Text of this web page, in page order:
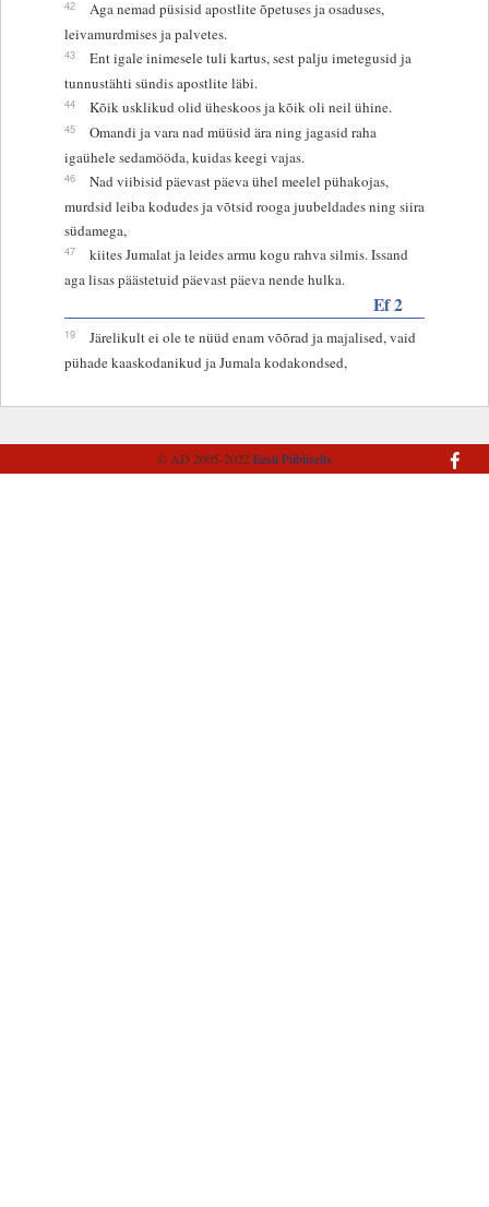
42
Aga nemad püsisid apostlite õpetuses ja osaduses,
leivamurdmises ja palvetes.
43
Ent igale inimesele tuli kartus, sest palju imetegusid ja
tunnustähti sündis apostlite läbi.
44 Kõik usklikud olid üheskoos ja kõik oli neil ühine.
45
Omandi ja vara nad müüsid ära ning jagasid raha
igaühele sedamööda, kuidas keegi vajas.
46
Nad viibisid päevast päeva ühel meelel pühakojas,
murdsid leiba kodudes ja võtsid rooga juubeldades ning siira
südamega,
47
kiites Jumalat ja leides armu kogu rahva silmis. Issand
aga lisas päästetuid päevast päeva nende hulka.
Ef 2
19
Järelikult ei ole te nüüd enam võõrad ja majalised, vaid
pühade kaaskodanikud ja Jumala kodakondsed,
© AD 2005-2022Eesti Piibliselts